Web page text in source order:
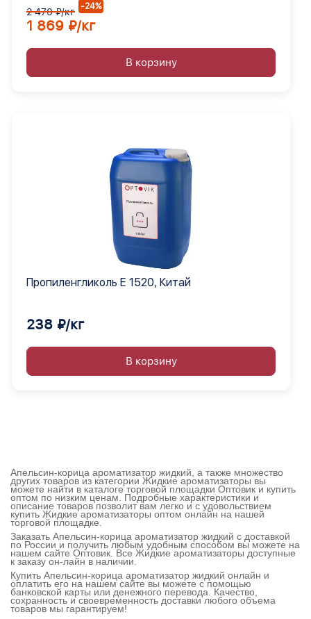
2 470 ₽/кг -24%
1 869 ₽/кг
В корзину
Пропиленгликоль Е 1520, Китай
238 ₽/кг
В корзину
Апельсин-корица ароматизатор жидкий, а также множество
других товаров из категории Жидкие ароматизаторы вы
можете найти в каталоге торговой площадки Оптовик и купить
оптом по низким ценам. Подробные характеристики и
описание товаров позволит вам легко и с удовольствием
купить Жидкие ароматизаторы оптом онлайн на нашей
торговой площадке.
Заказать Апельсин-корица ароматизатор жидкий с доставкой
по России и получить любым удобным способом вы можете на
нашем сайте Оптовик. Все Жидкие ароматизаторы доступные
к заказу он-лайн в наличии.
Купить Апельсин-корица ароматизатор жидкий онлайн и
оплатить его на нашем сайте вы можете с помощью
банковской карты или денежного перевода. Качество,
сохранность и своевременность доставки любого объема
товаров мы гарантируем!